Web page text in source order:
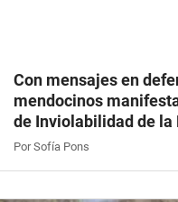
Con mensajes en
mendocinos
de Inviolabilidad de
Por Sofía Pons